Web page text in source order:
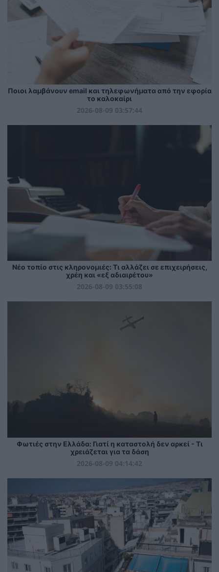
Ποιοι λαμβάνουν email και τηλεφωνήματα από την εφορία
το καλοκαίρι
2026-08-09 03:57:44
Νέο τοπίο στις κληρονομιές: Τι αλλάζει σε επιχειρήσεις,
χρέη και «εξ αδιαιρέτου»
2026-08-09 03:55:08
Φωτιές στην Ελλάδα: Γιατί η καταστολή δεν αρκεί - Τι
χρειάζεται για τα δάση
2026-08-09 04:14:42